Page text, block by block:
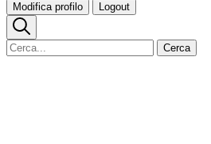
Modifica profilo Logout
Cerca